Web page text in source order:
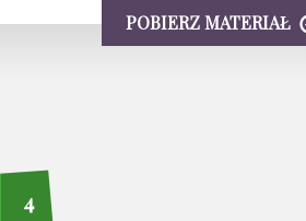
POBIERZ MATERIAŁ
4